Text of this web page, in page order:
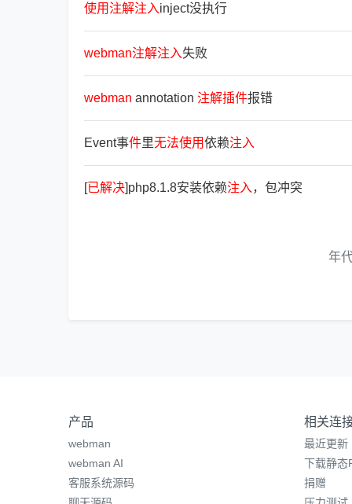
使用注解注 入inject没执行
webman注解注 入失败
webman annotation 注解插件报错
Event事件里无法使用依赖注 入
[已解决]php8.1.8安装依赖注 入 ，包冲突
年
产品
webman
webman AI
客服系统源码
相关连
最近更新
下载静态
捐赠